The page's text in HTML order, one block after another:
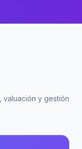
valuación y gestión